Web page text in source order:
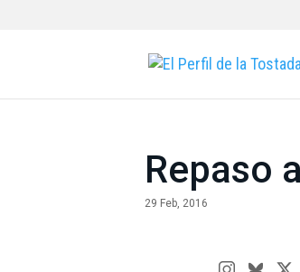
Repaso
29 Feb, 2016